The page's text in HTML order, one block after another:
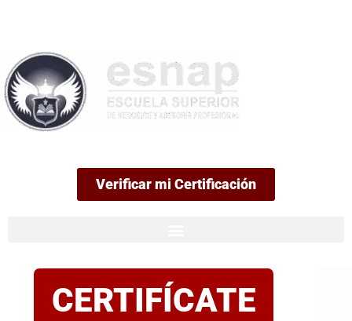
Verificar mi Certificación
oficial
Postula
CERTIFÍCATE